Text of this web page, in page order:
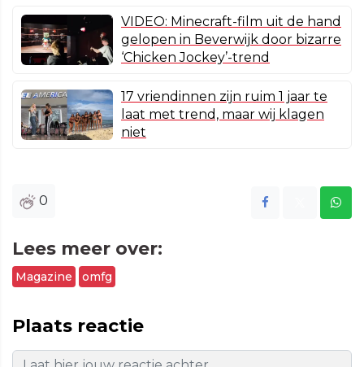
VIDEO: Minecraft-film uit de hand
gelopen in Beverwijk door bizarre
‘Chicken Jockey’-trend
17 vriendinnen zijn ruim 1 jaar te
laat met trend, maar wij klagen
niet
0
Lees meer over:
Magazine omfg
Plaats reactie